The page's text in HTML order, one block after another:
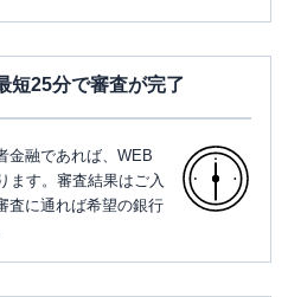
短25分で審査が完了
金融であれば、WEB
ます。審査結果はご入
査に通れば希望の銀行